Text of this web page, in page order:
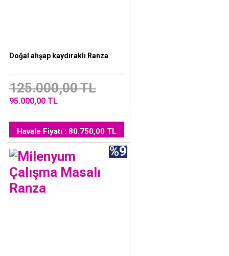
Doğal ahşap kaydıraklı Ranza
125.000,00 TL
95.000,00 TL
Havale Fiyatı : 80.750,00 TL
%9